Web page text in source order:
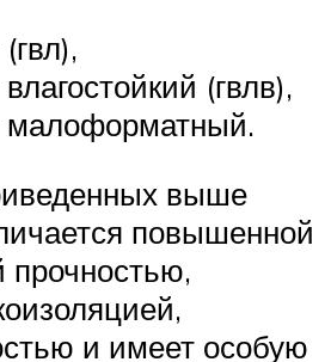
(гвлв),
малоформатный.
выше
повышенной
прочностью,
и имеет особую